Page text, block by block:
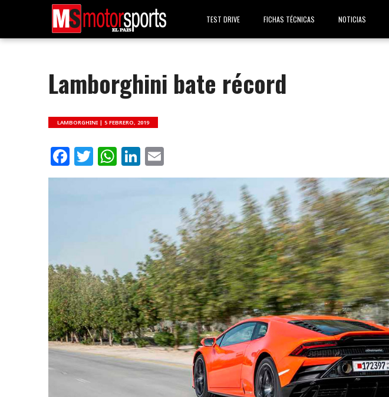
TEST DRIVE FICHAS TÉCNICAS NOTICIAS
Lamborghini bate récord
LAMBORGHINI |5 FEBRERO, 2019
Facebook
Twitter
WhatsApp
LinkedIn